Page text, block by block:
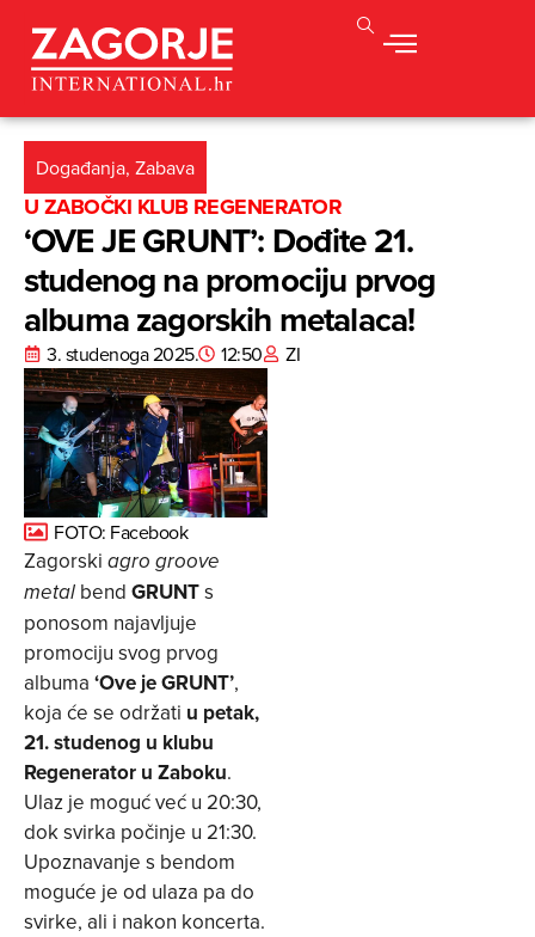
Događanja, Zabava
U ZABOČKI KLUB REGENERATOR
‘OVE JE GRUNT’: Dođite 21.
studenog na promociju prvog
albuma zagorskih metalaca!
3. studenoga 2025. 12:50 ZI
FOTO: Facebook
Zagorski agro groove
metal bend GRUNTs
ponosom najavljuje
promociju svog prvog
albuma ‘Ove je GRUNT’,
koja će se održati u petak,
21. studenog u klubu
Regenerator u Zaboku.
Ulaz je moguć već u 20:30,
dok svirka počinje u 21:30.
Upoznavanje s bendom
moguće je od ulaza pa do
svirke, ali i nakon koncerta.